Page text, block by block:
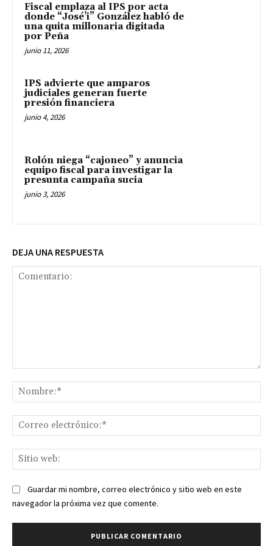
Fiscal emplaza al IPS por acta
donde “José’i” González habló de
una quita millonaria digitada
por Peña
junio 11, 2026
IPS advierte que amparos
judiciales generan fuerte
presión financiera
junio 4, 2026
Rolón niega “cajoneo” y anuncia
equipo fiscal para investigar la
presunta campaña sucia
junio 3, 2026
DEJA UNA RESPUESTA
Guardar mi nombre, correo electrónico y sitio web en este
navegador la próxima vez que comente.